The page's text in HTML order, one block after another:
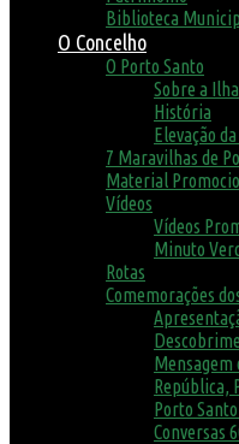
Biblioteca
O Concelho
O Porto Santo
Sobre a Ilha
História
Elevação
7 Maravilhas de
Material
Vídeos
Vídeos
Minuto
Rotas
Comemorações
Mensagem
República,
Porto
Conversas